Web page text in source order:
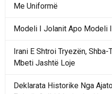
Me Uniformë
Modeli I Jolanit Apo Modeli
Irani E Shtroi Tryezën,
Mbeti Jashtë Loje
Deklarata Historike Nga